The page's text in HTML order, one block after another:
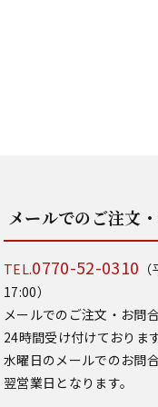
メールでのご注文
TEL.0770-52-0310
17:00）
メールでのご注文・お問
24時間受け付けておりま
水曜日のメールでのお問
翌営業日となります。